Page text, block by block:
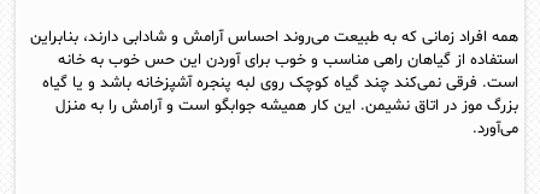
همه افراد زمانی که به طبیعت می‌روند احساس آرامش و شادابی دارند، بنابراین
استفاده از گیاهان راهی مناسب و خوب برای آوردن این حس خوب به خانه
است. فرقی نمی‌کند چند گیاه کوچک روی لبه پنجره آشپزخانه باشد و یا گیاه
بزرگ موز در اتاق نشیمن. این کار همیشه جوابگو است و آرامش را به منزل
می‌آورد.